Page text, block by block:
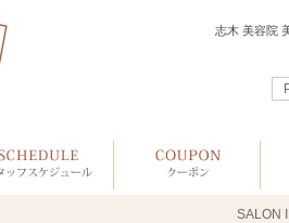
志木 美容院
SALON